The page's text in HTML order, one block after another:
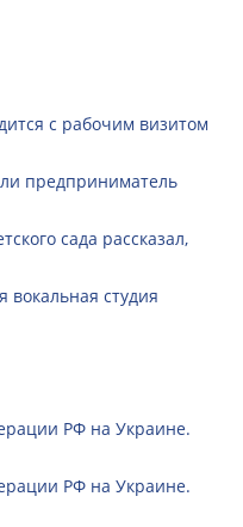
с рабочим визитом
предприниматель
сада рассказал,
вокальная студия
РФ на Украине.
РФ на Украине.